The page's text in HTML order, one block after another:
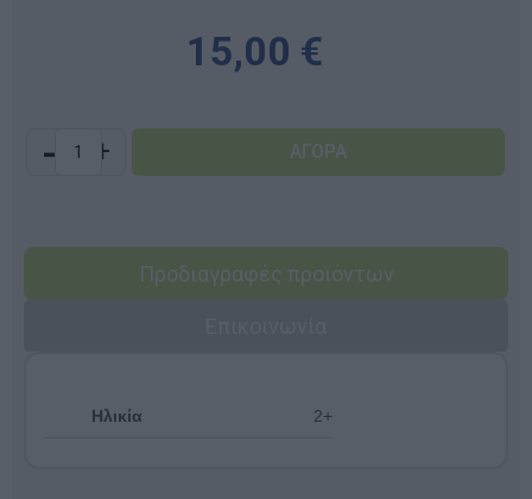
15,00 €
- +
Προδιαγραφές προϊόντων
Ηλικία 2+